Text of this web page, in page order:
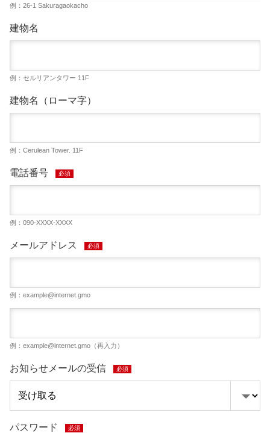
例：26-1 Sakuragaokacho
建物名
例：セルリアンタワー 11F
建物名（ローマ字）
例：Cerulean Tower. 11F
電話番号 必須
例：090-XXXX-XXXX
メールアドレス 必須
例： example@internet.gmo
例： example@internet.gmo （再入力）
お知らせメールの受信 必須
パスワード 必須